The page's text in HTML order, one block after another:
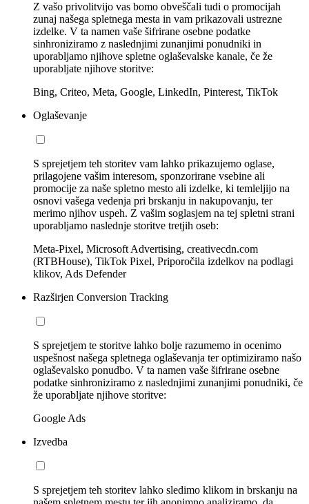
Z vašo privolitvijo vas bomo obveščali tudi o promocijah
zunaj našega spletnega mesta in vam prikazovali ustrezne
izdelke. V ta namen vaše šifrirane osebne podatke
sinhroniziramo z naslednjimi zunanjimi ponudniki in
uporabljamo njihove spletne oglaševalske kanale, če že
uporabljate njihove storitve:
Bing, Criteo, Meta, Google, LinkedIn, Pinterest, TikTok
Oglaševanje
S sprejetjem teh storitev vam lahko prikazujemo oglase,
prilagojene vašim interesom, sponzorirane vsebine ali
promocije za naše spletno mesto ali izdelke, ki temleljijo na
osnovi vašega vedenja pri brskanju in nakupovanju, ter
merimo njihov uspeh. Z vašim soglasjem na tej spletni strani
uporabljamo naslednje storitve tretjih oseb:
Meta-Pixel, Microsoft Advertising, creativecdn.com
(RTBHouse), TikTok Pixel, Priporočila izdelkov na podlagi
klikov, Ads Defender
Razširjen Conversion Tracking
S sprejetjem te storitve lahko bolje razumemo in ocenimo
uspešnost našega spletnega oglaševanja ter optimiziramo našo
oglaševalsko ponudbo. V ta namen vaše šifrirane osebne
podatke sinhroniziramo z naslednjimi zunanjimi ponudniki, če
že uporabljate njihove storitve:
Google Ads
Izvedba
S sprejetjem teh storitev lahko sledimo klikom in brskanju na